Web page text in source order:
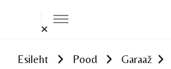
Esileht Pood Garaaž